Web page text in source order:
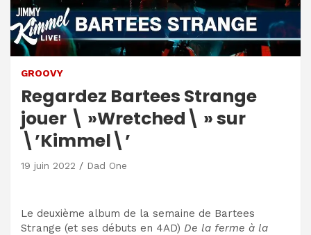
GROOVY
Regardez Bartees Strange
jouer \ »Wretched\ » sur
\’Kimmel\’
19 juin 2022 Dad One
Le deuxième album de la semaine de Bartees
Strange (et ses débuts en 4AD) De la ferme à la